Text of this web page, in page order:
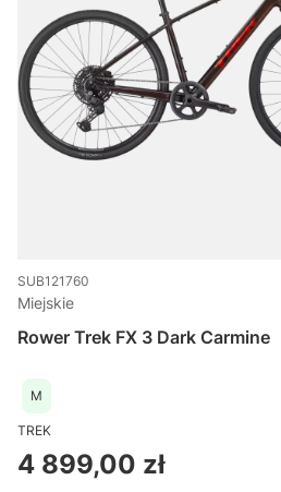
SUB121760
Miejskie
Rower Trek FX 3 Dark Carmine
M
TREK
Cena
4 899,00 zł